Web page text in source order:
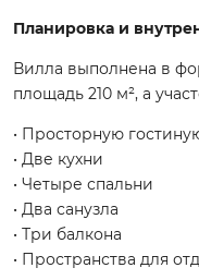
Планировка и
Вилла выполнена в
площадь 210 м², а
• Просторную
• Две кухни
• Четыре спальни
• Два санузла
• Три балкона
• Пространства для